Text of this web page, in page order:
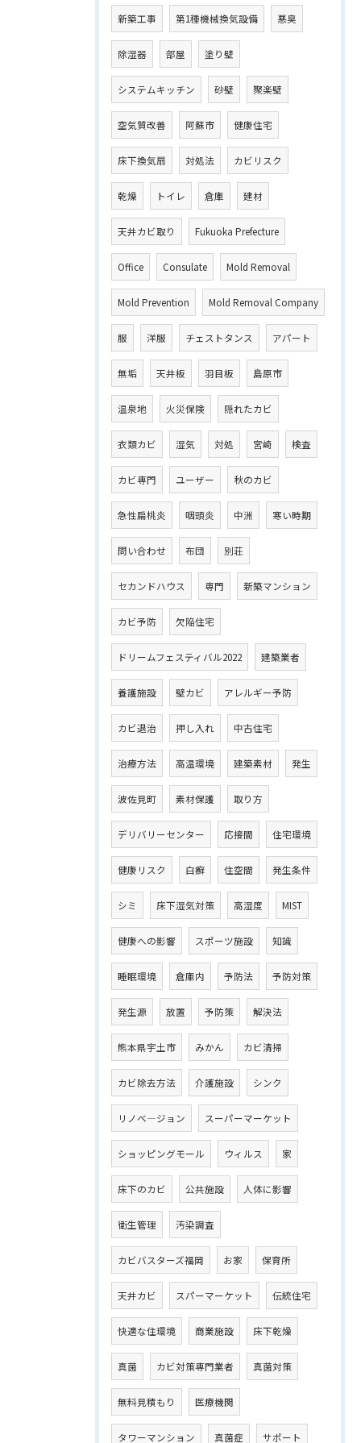
新築工事 第1種機械換気設備 悪臭
除湿器 部屋 塗り壁
システムキッチン 砂壁 聚楽壁
空気質改善 阿蘇市 健康住宅
床下換気扇 対処法 カビリスク
乾燥 トイレ 倉庫 建材
天井カビ取り Fukuoka Prefecture
Office Consulate Mold Removal
Mold Prevention Mold Removal Company
服 洋服 チェストタンス アパート
無垢 天井板 羽目板 島原市
温泉地 火災保険 隠れたカビ
衣類カビ 湿気 対処 宮崎 検査
カビ専門 ユーザー 秋のカビ
急性扁桃炎 咽頭炎 中洲 寒い時期
問い合わせ 布団 別荘
セカンドハウス 専門 新築マンション
カビ予防 欠陥住宅
ドリームフェスティバル2022 建築業者
養護施設 壁カビ アレルギー予防
カビ退治 押し入れ 中古住宅
治療方法 高温環境 建築素材 発生
波佐見町 素材保護 取り方
デリバリーセンター 応接間 住宅環境
健康リスク 白癬 住空間 発生条件
シミ 床下湿気対策 高湿度 MIST
健康への影響 スポーツ施設 知識
睡眠環境 倉庫内 予防法 予防対策
発生源 放置 予防策 解決法
熊本県宇土市 みかん カビ清掃
カビ除去方法 介護施設 シンク
リノベ―ジョン スーパーマーケット
ショッピングモール ウィルス 家
床下のカビ 公共施設 人体に影響
衛生管理 汚染調査
カビバスターズ福岡 お家 保育所
天井カビ スパーマーケット 伝統住宅
快適な住環境 商業施設 床下乾燥
真菌 カビ対策専門業者 真菌対策
無料見積もり 医療機関
タワーマンション 真菌症 サポート